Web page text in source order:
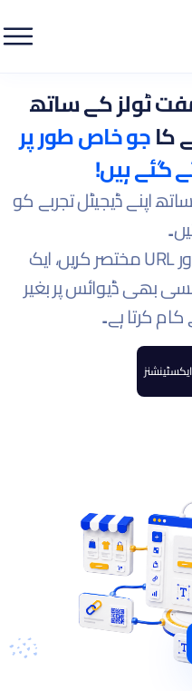
ٹولز کے ساتھ
کاجو خاص طور پر
گئے ہیں!
اپنے ڈیجیٹل تجربے کو
آسانی سے QR کوڈز بنائیں اور URL مختصر کریں، ایک
بھی ڈیوائس پر بغیر
کرتا ہے۔